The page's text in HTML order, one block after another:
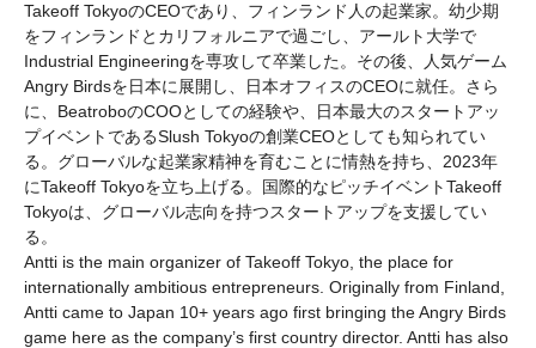
Takeoff TokyoのCEOであり、フィンランド人の起業家。幼少期
をフィンランドとカリフォルニアで過ごし、アールト大学で
Industrial Engineeringを専攻して卒業した。その後、人気ゲーム
Angry Birdsを日本に展開し、日本オフィスのCEOに就任。さら
に、BeatroboのCOOとしての経験や、日本最大のスタートアッ
プイベントであるSlush Tokyoの創業CEOとしても知られてい
る。グローバルな起業家精神を育むことに情熱を持ち、2023年
にTakeoff Tokyoを立ち上げる。国際的なピッチイベントTakeoff
Tokyoは、グローバル志向を持つスタートアップを支援してい
る。
Antti is the main organizer of Takeoff Tokyo, the place for
internationally ambitious entrepreneurs. Originally from Finland,
Antti came to Japan 10+ years ago first bringing the Angry Birds
game here as the company’s first country director. Antti has also